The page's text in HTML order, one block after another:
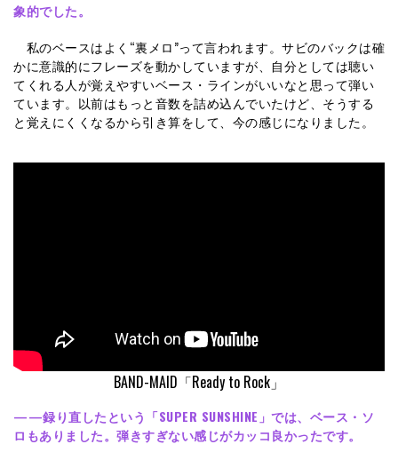
象的でした。
私のベースはよく“裏メロ”って言われます。サビのバックは確
かに意識的にフレーズを動かしていますが、自分としては聴い
てくれる人が覚えやすいベース・ラインがいいなと思って弾い
ています。以前はもっと音数を詰め込んでいたけど、そうする
と覚えにくくなるから引き算をして、今の感じになりました。
BAND-MAID「Ready to Rock」
——録り直したという「SUPER SUNSHINE」では、ベース・ソ
ロもありました。弾きすぎない感じがカッコ良かったです。